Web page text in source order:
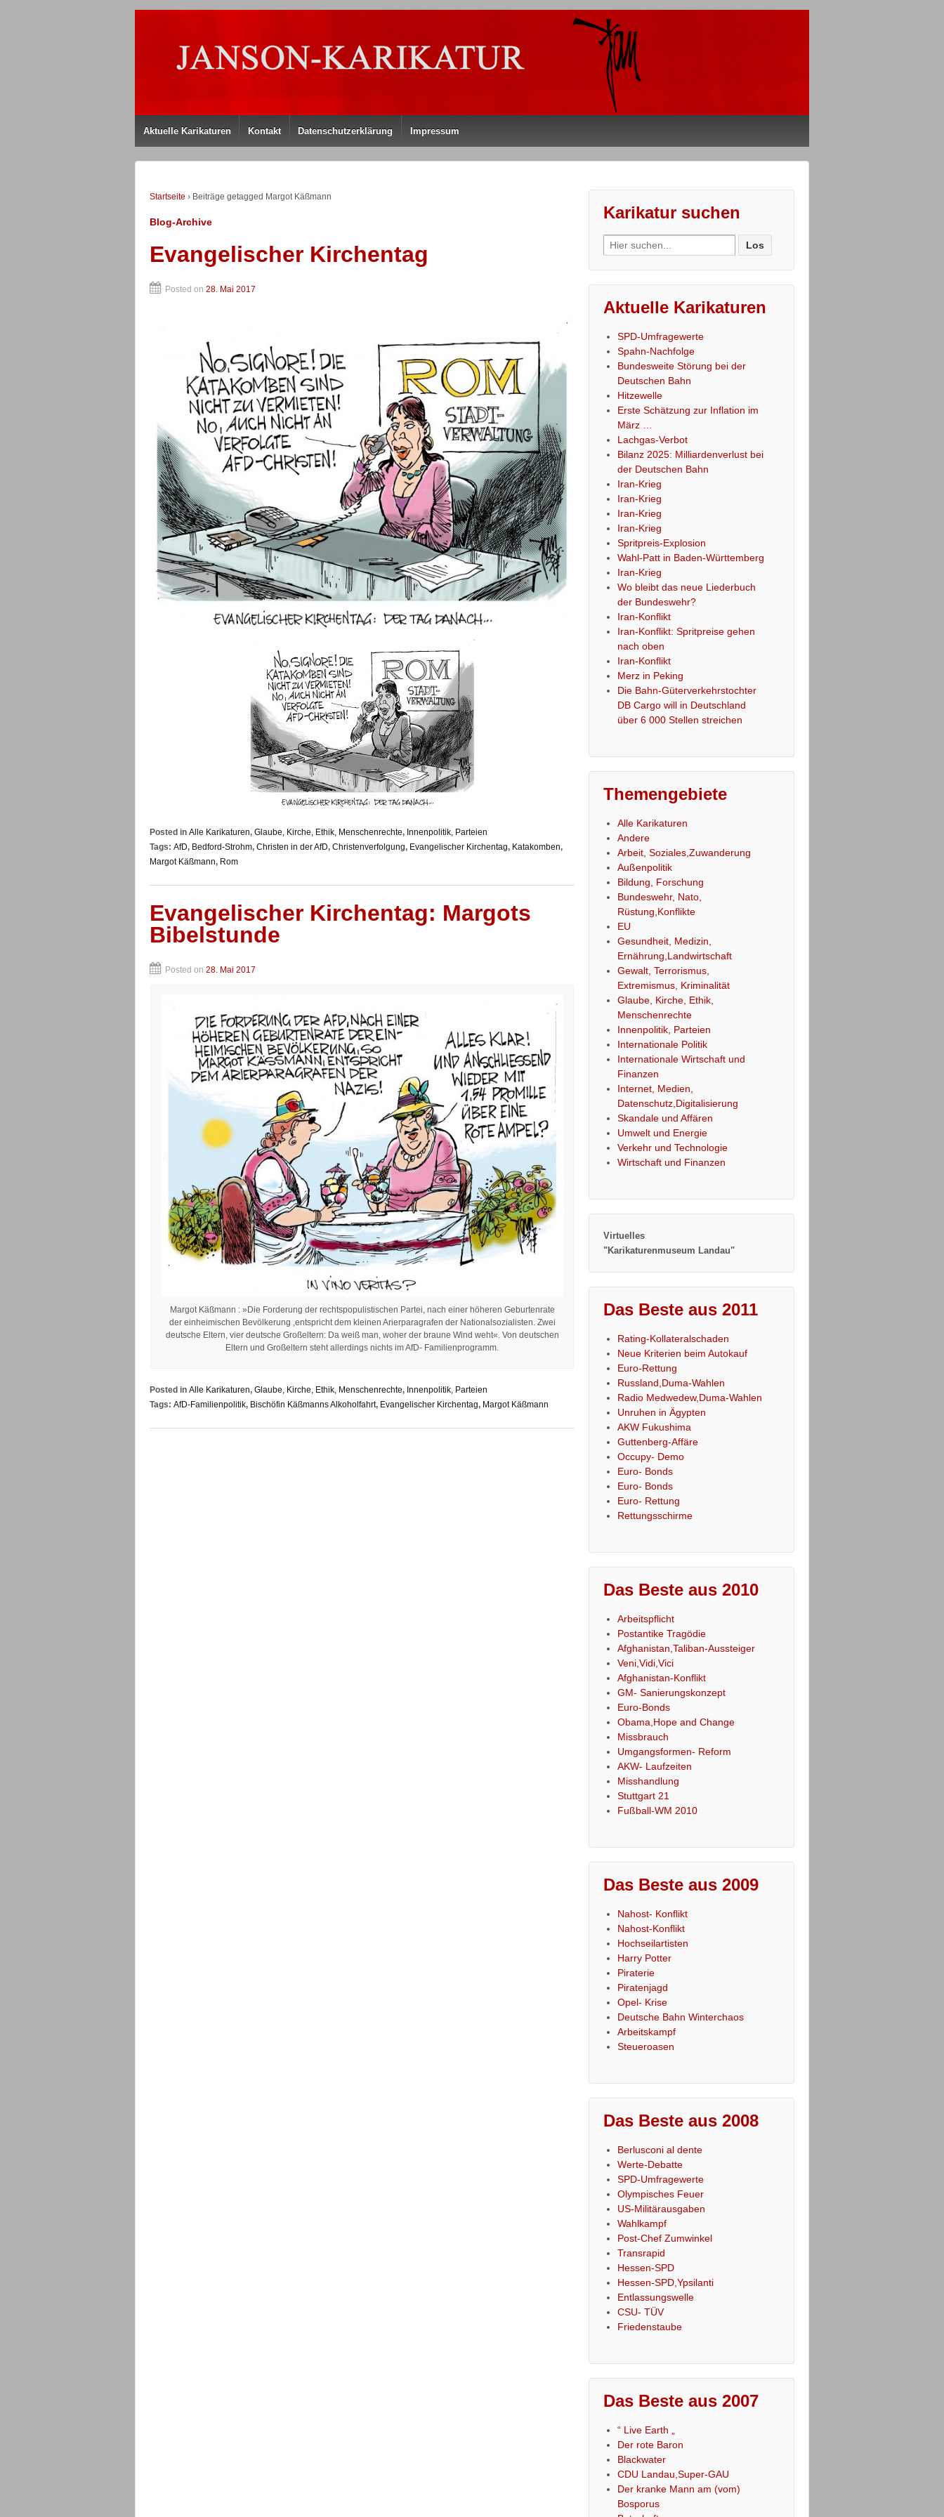
Aktuelle Karikaturen Kontakt Datenschutzerklärung Impressum
Startseite › Beiträge getagged Margot Käßmann
Blog-Archive
Evangelischer Kirchentag
Posted on 28. Mai 2017
Posted in Alle Karikaturen, Glaube, Kirche, Ethik, Menschenrechte, Innenpolitik, Parteien
Tags: AfD, Bedford-Strohm, Christen in der AfD, Christenverfolgung, Evangelischer Kirchentag, Katakomben,
Margot Käßmann, Rom
Evangelischer Kirchentag: Margots
Bibelstunde
Posted on 28. Mai 2017
Margot Käßmann : »Die Forderung der rechtspopulistischen Partei, nach einer höheren Geburtenrate
der einheimischen Bevölkerung ,entspricht dem kleinen Arierparagrafen der Nationalsozialisten. Zwei
deutsche Eltern, vier deutsche Großeltern: Da weiß man, woher der braune Wind weht«. Von deutschen
Eltern und Großeltern steht allerdings nichts im AfD- Familienprogramm.
Posted in Alle Karikaturen, Glaube, Kirche, Ethik, Menschenrechte, Innenpolitik, Parteien
Tags: AfD-Familienpolitik, Bischöfin Käßmanns Alkoholfahrt, Evangelischer Kirchentag, Margot Käßmann
Karikatur suchen
Search
for:
Aktuelle Karikaturen
SPD-Umfragewerte
Spahn-Nachfolge
Bundesweite Störung bei der
Deutschen Bahn
Hitzewelle
Erste Schätzung zur Inflation im
März …
Lachgas-Verbot
Bilanz 2025: Milliardenverlust bei
der Deutschen Bahn
Iran-Krieg
Iran-Krieg
Iran-Krieg
Iran-Krieg
Spritpreis-Explosion
Wahl-Patt in Baden-Württemberg
Iran-Krieg
Wo bleibt das neue Liederbuch
der Bundeswehr?
Iran-Konflikt
Iran-Konflikt: Spritpreise gehen
nach oben
Iran-Konflikt
Merz in Peking
Die Bahn-Güterverkehrstochter
DB Cargo will in Deutschland
über 6 000 Stellen streichen
Themengebiete
Alle Karikaturen
Andere
Arbeit, Soziales,Zuwanderung
Außenpolitik
Bildung, Forschung
Bundeswehr, Nato,
Rüstung,Konflikte
EU
Gesundheit, Medizin,
Ernährung,Landwirtschaft
Gewalt, Terrorismus,
Extremismus, Kriminalität
Glaube, Kirche, Ethik,
Menschenrechte
Innenpolitik, Parteien
Internationale Politik
Internationale Wirtschaft und
Finanzen
Internet, Medien,
Datenschutz,Digitalisierung
Skandale und Affären
Umwelt und Energie
Verkehr und Technologie
Wirtschaft und Finanzen
Virtuelles
"Karikaturenmuseum Landau"
Das Beste aus 2011
Rating-Kollateralschaden
Neue Kriterien beim Autokauf
Euro-Rettung
Russland,Duma-Wahlen
Radio Medwedew,Duma-Wahlen
Unruhen in Ägypten
AKW Fukushima
Guttenberg-Affäre
Occupy- Demo
Euro- Bonds
Euro- Bonds
Euro- Rettung
Rettungsschirme
Das Beste aus 2010
Arbeitspflicht
Postantike Tragödie
Afghanistan,Taliban-Aussteiger
Veni,Vidi,Vici
Afghanistan-Konflikt
GM- Sanierungskonzept
Euro-Bonds
Obama,Hope and Change
Missbrauch
Umgangsformen- Reform
AKW- Laufzeiten
Misshandlung
Stuttgart 21
Fußball-WM 2010
Das Beste aus 2009
Nahost- Konflikt
Nahost-Konflikt
Hochseilartisten
Harry Potter
Piraterie
Piratenjagd
Opel- Krise
Deutsche Bahn Winterchaos
Arbeitskampf
Steueroasen
Das Beste aus 2008
Berlusconi al dente
Werte-Debatte
SPD-Umfragewerte
Olympisches Feuer
US-Militärausgaben
Wahlkampf
Post-Chef Zumwinkel
Transrapid
Hessen-SPD
Hessen-SPD,Ypsilanti
Entlassungswelle
CSU- TÜV
Friedenstaube
Das Beste aus 2007
“ Live Earth „
Der rote Baron
Blackwater
CDU Landau,Super-GAU
Der kranke Mann am (vom)
Bosporus